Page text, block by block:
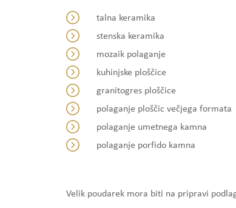
talna keramika
stenska keramika
mozaik polaganje
kuhinjske ploščice
granitogres ploščice
polaganje ploščic večjega formata
polaganje umetnega kamna
polaganje porfido kamna
Velik poudarek mora biti na pripravi